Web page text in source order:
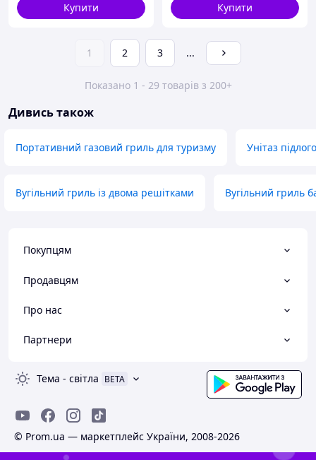
Купити Купити
1 2 3 ...
Показано 1 - 29 товарів з 200+
Дивись також
Портативний газовий гриль для туризму Унітаз
Вугільний гриль із двома решітками Вугільний гриль
Покупцям
Продавцям
Про нас
Партнери
Тема - світла BETA
© Prom.ua — маркетплейс України, 2008-2026